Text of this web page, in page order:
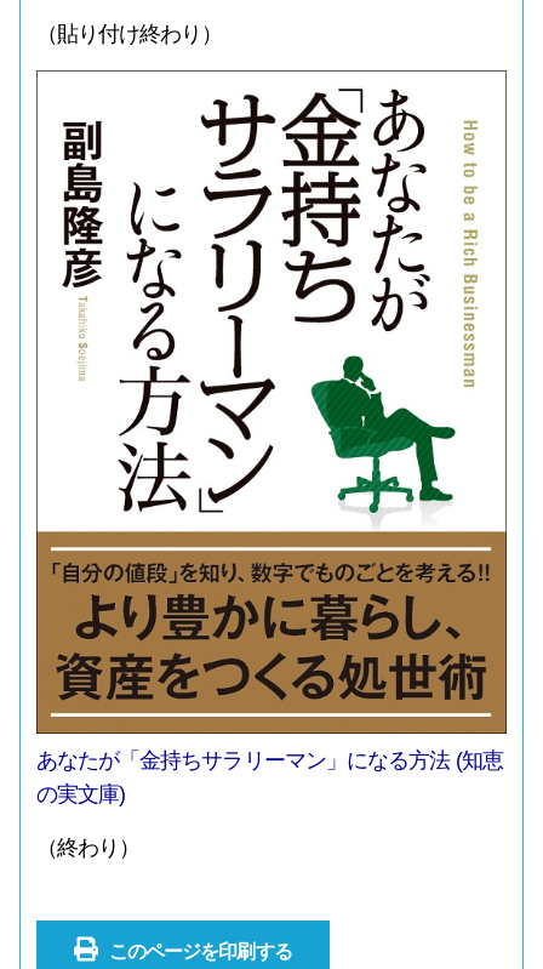
（貼り付け終わり）
あなたが「金持ちサラリーマン」になる方法 (知恵
の実文庫)
（終わり）
このページを印刷する